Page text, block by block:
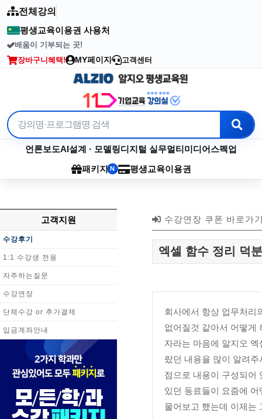
전체강의
평생교육이용권 사용처
배움이 기부되는 곳!
2003년부터 이어온 수강료 기부
장바구니 혜택! MY페이지 고객센터
언론보도AI설계 · 모델링디지털 실무멀티미디어스펙업
패키지 N 평생교육이용권
고객지원
수강후기
1:1 수강생 전용
자주하는질문
수강연장
단체수강 or 추가결제
입금계좌안내
수강연장 쿠폰 바로가
엑셀 함수 정리 덕
회사에서 항상 업무처리
없어질것 같아서 어떻게
자라는 마음에 알지오
랐던 내용을 많이 알려
점으로 내용이 구성되어
있던 동료들이 요즘에
물어보고 했는데 이제는